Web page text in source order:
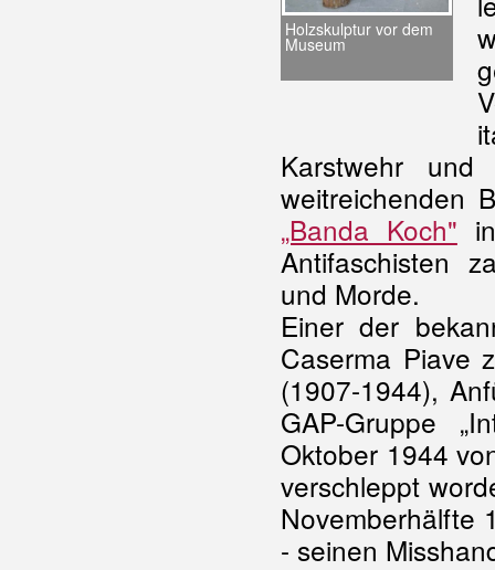
Holzskulptur vor dem
Museum
Karstwehr und
weitreichenden
„Banda Koch"
Antifaschisten
und Morde.
Einer der
Caserma Piave
(1907-1944),
GAP-Gruppe
Oktober 1944
verschleppt
Novemberhälfte
- seinen